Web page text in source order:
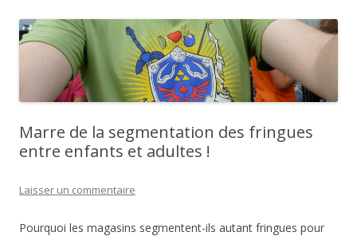
Marre de la segmentation des fringues
entre enfants et adultes !
Laisser un commentaire
Pourquoi les magasins segmentent-ils autant fringues pour